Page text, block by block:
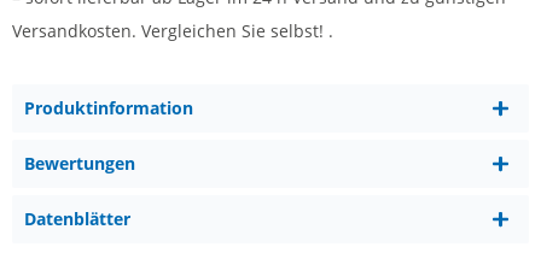
Versandkosten. Vergleichen Sie selbst! .
Produktinformation
Bewertungen
Datenblätter